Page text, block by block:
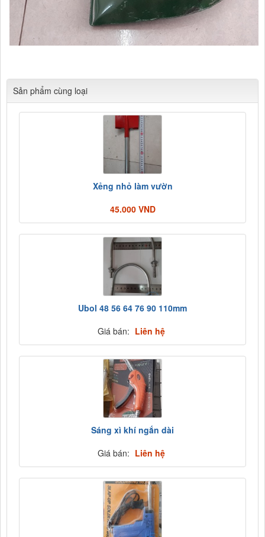
Sản phẩm cùng loại
Xẻng nhỏ làm vườn
45.000 VND
Ubol 48 56 64 76 90 110mm
Giá bán: Liên hệ
Sáng xì khí ngắn dài
Giá bán: Liên hệ